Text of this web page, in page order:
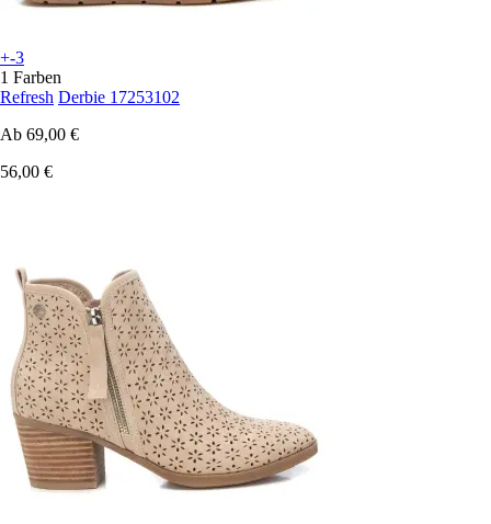
+-3
1 Farben
Refresh Derbie 17253102
Ab 69,00 €
56,00 €